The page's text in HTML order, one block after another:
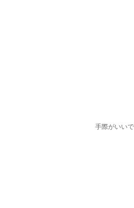
手際がいい